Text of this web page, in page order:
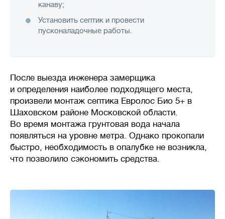
канаву;
Установить септик и провести
пусконаладочные работы.
После выезда инженера замерщика
и определения наиболее подходящего места,
произвели монтаж септика Евролос Био 5+ в
Шаховском районе Московской области.
Во время монтажа грунтовая вода начала
появляться на уровне метра. Однако прокопали
быстро, необходимость в опалубке не возникла,
что позволило сэкономить средства.